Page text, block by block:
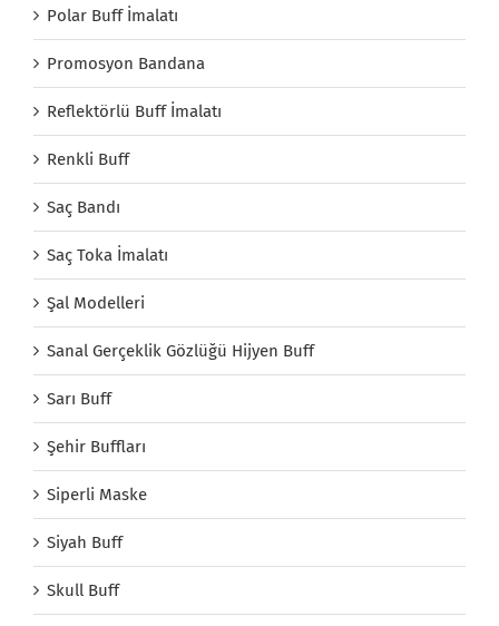
Polar Buff İmalatı
Promosyon Bandana
Reflektörlü Buff İmalatı
Renkli Buff
Saç Bandı
Saç Toka İmalatı
Şal Modelleri
Sanal Gerçeklik Gözlüğü Hijyen Buff
Sarı Buff
Şehir Buffları
Siperli Maske
Siyah Buff
Skull Buff